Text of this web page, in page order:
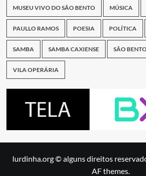
MUSEU VIVO DO SÃO BENTO MÚSICA
PAULLO RAMOS POESIA POLÍTICA
SAMBA SAMBA CAXIENSE SÃO
VILA OPERÁRIA
lurdinha.org © alguns direitos
AF themes.